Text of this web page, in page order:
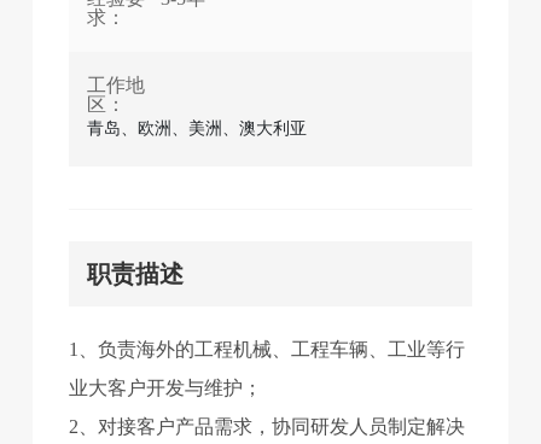
求：
工作地
区：
青岛、欧洲、美洲、澳大利亚
职责描述
1、负责海外的工程机械、工程车辆、工业等行
业大客户开发与维护；
2、对接客户产品需求，协同研发人员制定解决